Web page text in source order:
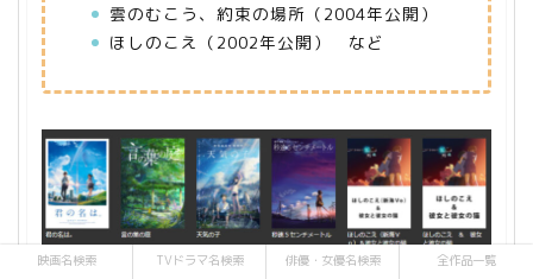
雲のむこう、約束の場所（2004年公開）
ほしのこえ（2002年公開） など
映画名検索 TVドラマ名検索 俳優・女優名検索 全作品一覧